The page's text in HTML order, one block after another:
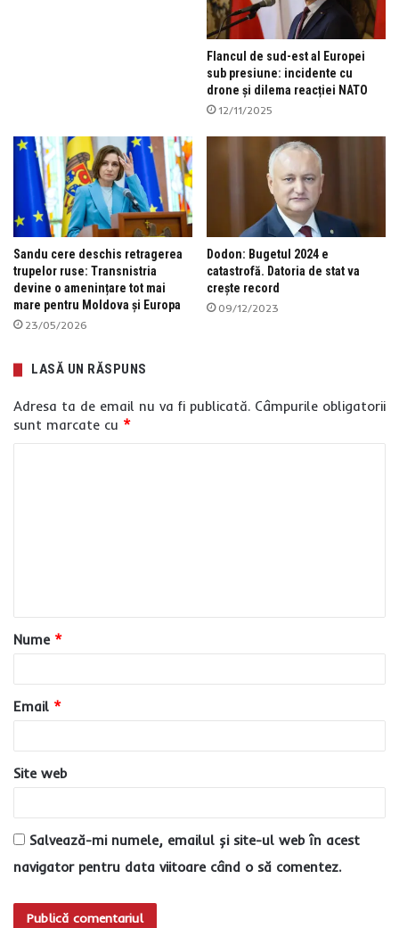
Flancul de sud-est al Europei
sub presiune: incidente cu
drone și dilema reacției NATO
12/11/2025
Sandu cere deschis retragerea
trupelor ruse: Transnistria
devine o amenințare tot mai
mare pentru Moldova și Europa
23/05/2026
Dodon: Bugetul 2024 e
catastrofă. Datoria de stat va
crește record
09/12/2023
LASĂ UN RĂSPUNS
Adresa ta de email nu va fi publicată. Câmpurile obligatorii
sunt marcate cu *
a
r
u
*
Nume *
Email *
Site web
Salvează-mi numele, emailul și site-ul web în acest
navigator pentru data viitoare când o să comentez.